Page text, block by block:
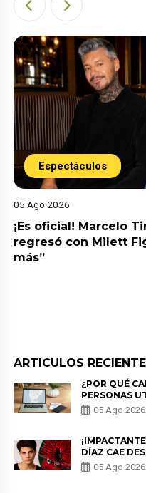
Espectáculos
05 Ago 2026
¡Es oficial! Marcelo
regresó con Milett
más”
ARTICULOS
¿POR QUÉ
PERSONAS
PARA
PRIVACIDAD?
05 Ago 2026
DÍAZ CAE
EN “ESTO ES
05 Ago 2026